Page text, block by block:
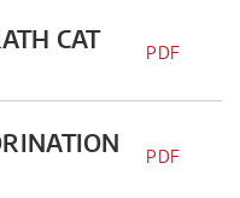
CAT
PDF
PDF